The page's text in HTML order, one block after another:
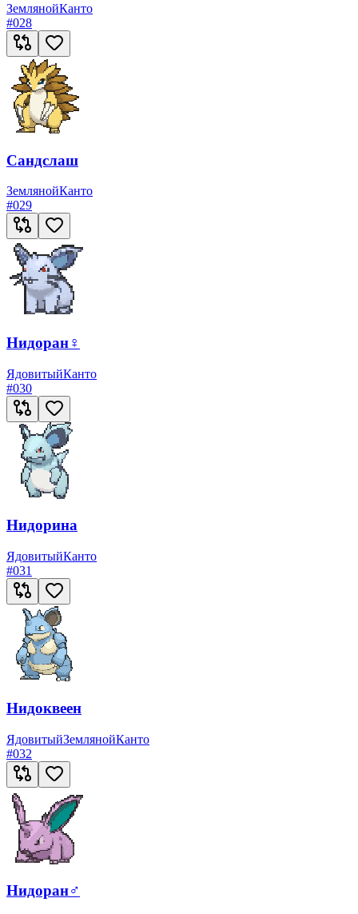
ЗемлянойКанто
#028
Сандслаш
ЗемлянойКанто
#029
Нидоран♀
ЯдовитыйКанто
#030
Нидорина
ЯдовитыйКанто
#031
Нидоквеен
ЯдовитыйЗемлянойКанто
#032
Нидоран♂